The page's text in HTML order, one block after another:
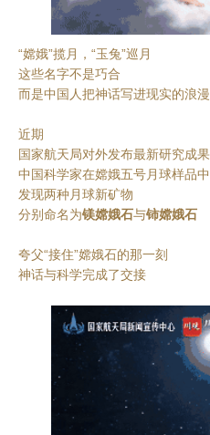
“嫦娥”揽月，“玉兔”巡月
这些名字不是巧合
而是中国人把神话写进现实的浪漫
近期
国家航天局对外发布最新研究成果
中国科学家在嫦娥五号月球样品中
发现两种月球新矿物
分别命名为镁嫦娥石与铈嫦娥石
夸父“接住”嫦娥石的那一刻
神话与科学完成了交接